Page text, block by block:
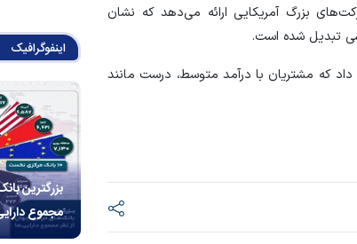
بزرگ آمریکایی ارائه می‌دهد که نشان
تبدیل شده است.
که مشتریان با درآمد متوسط، درست مانند
اینفوگرافیک
بزرگترین
مجموع